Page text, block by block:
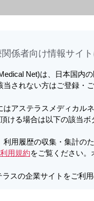
用履歴の収集・集計のため
。詳しくは
今 ～患者さんに寄り添うチーム
んに寄り添
いたチーム医療は治療
係者向け情報サイ
Net)は、日本国内
されない方はご登録・
はアステラスメディカル
ける場合は以下の該当ボ
用履歴の収集・集計の
利用規約をご覧ください。
ラスの企業サイトをご利